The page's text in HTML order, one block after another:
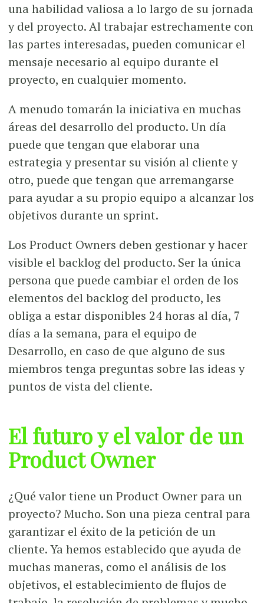
una habilidad valiosa a lo largo de su jornada
y del proyecto. Al trabajar estrechamente con
las partes interesadas, pueden comunicar el
mensaje necesario al equipo durante el
proyecto, en cualquier momento.
A menudo tomarán la iniciativa en muchas
áreas del desarrollo del producto. Un día
puede que tengan que elaborar una
estrategia y presentar su visión al cliente y
otro, puede que tengan que arremangarse
para ayudar a su propio equipo a alcanzar los
objetivos durante un sprint.
Los Product Owners deben gestionar y hacer
visible el backlog del producto. Ser la única
persona que puede cambiar el orden de los
elementos del backlog del producto, les
obliga a estar disponibles 24 horas al día, 7
días a la semana, para el equipo de
Desarrollo, en caso de que alguno de sus
miembros tenga preguntas sobre las ideas y
puntos de vista del cliente.
El futuro y el valor de un
Product Owner
¿Qué valor tiene un Product Owner para un
proyecto? Mucho. Son una pieza central para
garantizar el éxito de la petición de un
cliente. Ya hemos establecido que ayuda de
muchas maneras, como el análisis de los
objetivos, el establecimiento de flujos de